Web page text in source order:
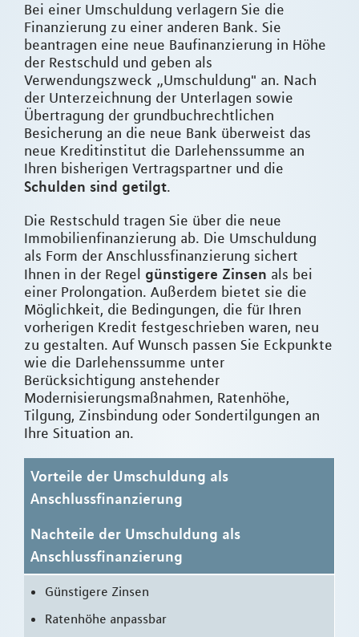
Bei einer Umschuldung verlagern Sie die
Finanzierung zu einer anderen Bank. Sie
beantragen eine neue Baufinanzierung in Höhe
der Restschuld und geben als
Verwendungszweck „Umschuldung" an. Nach
der Unterzeichnung der Unterlagen sowie
Übertragung der grundbuchrechtlichen
Besicherung an die neue Bank überweist das
neue Kreditinstitut die Darlehenssumme an
Ihren bisherigen Vertragspartner und die
Schulden sind getilgt.
Die Restschuld tragen Sie über die neue
Immobilienfinanzierung ab. Die Umschuldung
als Form der Anschlussfinanzierung sichert
Ihnen in der Regel günstigere Zinsen als bei
einer Prolongation. Außerdem bietet sie die
Möglichkeit, die Bedingungen, die für Ihren
vorherigen Kredit festgeschrieben waren, neu
zu gestalten. Auf Wunsch passen Sie Eckpunkte
wie die Darlehenssumme unter
Berücksichtigung anstehender
Modernisierungsmaßnahmen, Ratenhöhe,
Tilgung, Zinsbindung oder Sondertilgungen an
Ihre Situation an.
Vorteile der Umschuldung als
Anschlussfinanzierung
Nachteile der Umschuldung als
Anschlussfinanzierung
Günstigere Zinsen
Ratenhöhe anpassbar